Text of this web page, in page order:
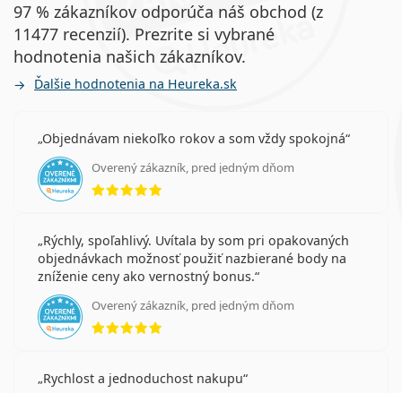
97 % zákazníkov odporúča náš obchod (z
11477 recenzií). Prezrite si vybrané
hodnotenia našich zákazníkov.
Ďalšie hodnotenia na Heureka.sk
Objednávam niekoľko rokov a som vždy spokojná
Overený zákazník, pred jedným dňom
hodnotenie 5 z 5
Rýchly, spoľahlivý. Uvítala by som pri opakovaných
objednávkach možnosť použiť nazbierané body na
zníženie ceny ako vernostný bonus.
Overený zákazník, pred jedným dňom
hodnotenie 5 z 5
Rychlost a jednoduchost nakupu